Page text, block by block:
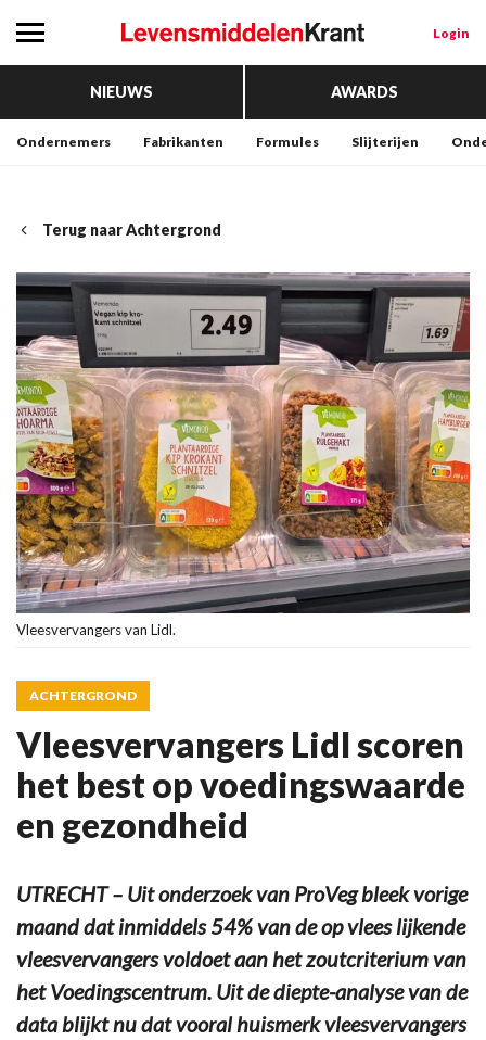
Login
NIEUWS AWARDS
Ondernemers Fabrikanten Formules Slijterijen
Terug naar Achtergrond
Vleesvervangers van Lidl.
ACHTERGROND
Vleesvervangers Lidl scoren
het best op voedingswaarde
en gezondheid
UTRECHT – Uit onderzoek van ProVeg bleek vorige
maand dat inmiddels 54% van de op vlees lijkende
vleesvervangers voldoet aan het zoutcriterium van
het Voedingscentrum. Uit de diepte-analyse van de
data blijkt nu dat vooral huismerk vleesvervangers